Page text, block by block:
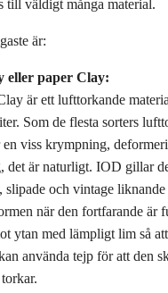
till väldigt många material.
är:
eller paper Clay:
är ett lufttorkande
Som de flesta sorters
viss krympning,
det är naturligt. IOD gillar
slipade och vintage
när den fortfarande är
ytan med lämpligt lim så
använda tejp för att den